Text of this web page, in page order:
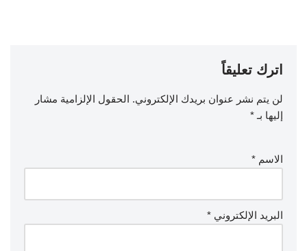
اترك تعليقاً
لن يتم نشر عنوان بريدك الإلكتروني. الحقول الإلزامية مشار
إليها بـ *
الاسم *
البريد الإلكتروني *